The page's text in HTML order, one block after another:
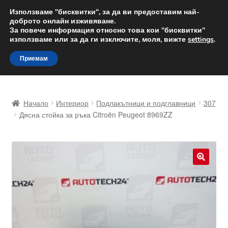
ДОСТАВКА от 12 лв.
Доставка по целия свят
Skip
to
navigation
Skip
to
content
Доставка по целия свят
Начало Интериор Подлакътници и подглавници
307
Дясна стойка за ръка Citroën Peugeot 8969ZZ
Използваме "бисквитки", за да ви предоставим най-
доброто онлайн изживяване.
За повече информация относно това кои "бисквитки"
използваме или за да ги изключите, моля, вижте settings.
Приемам